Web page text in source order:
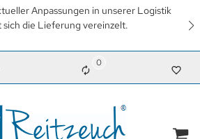
Wir arbeiten mit Hochdruck daran, so
wieder unsere gewohnten Lieferzeiten zu
0